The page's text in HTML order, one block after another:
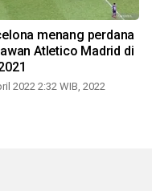
menang perdana
Atletico Madrid di
2022 2:32 WIB, 2022